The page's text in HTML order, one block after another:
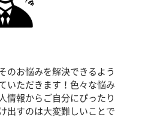
のお悩みを解決できるよう
いただきます！色々な悩み
情報からご自分にぴったり
出すのは大変難しいことで